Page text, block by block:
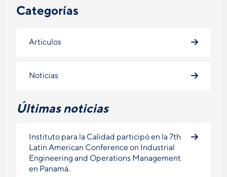
Categorías
Articulos
Noticias
Últimas noticias
Instituto para la Calidad participó en la 7th
Latin American Conference on Industrial
Engineering and Operations Management
en Panamá.